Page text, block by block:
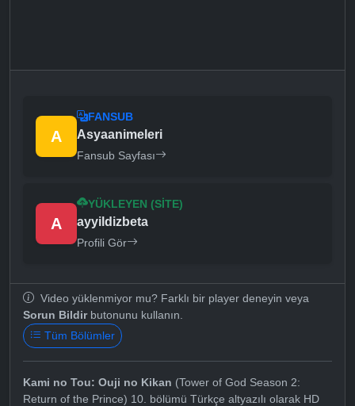
A
FANSUB
Asyaanimeleri
Fansub Sayfası
A
YÜKLEYEN (SITE)
ayyildizbeta
Profili Gör
Video yüklenmiyor mu? Farklı bir player deneyin veya
Sorun Bildirbutonunu kullanın.
Tüm Bölümler
Kami no Tou: Ouji no Kikan (Tower of God Season 2:
Return of the Prince) 10. bölümü Türkçe altyazılı olarak HD